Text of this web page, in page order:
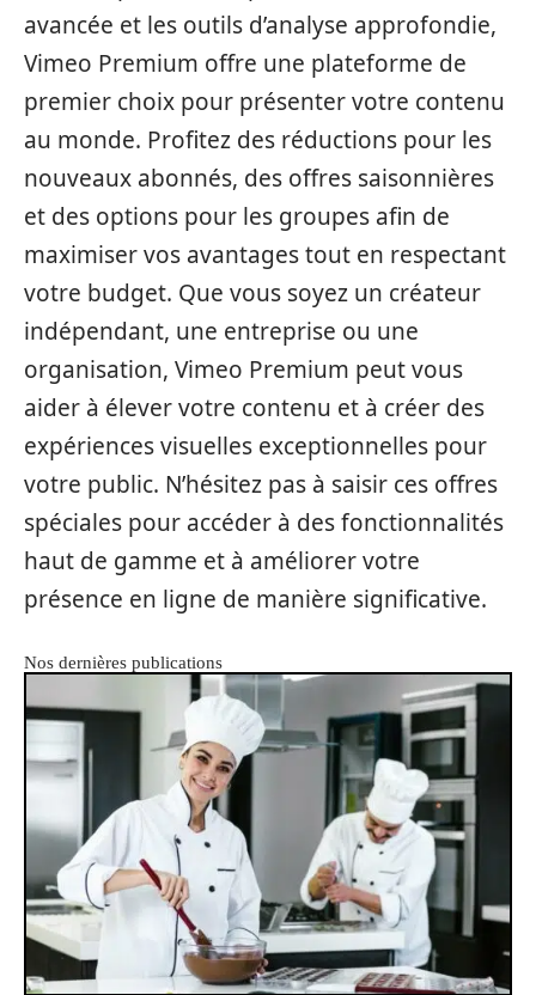
avancée et les outils d’analyse approfondie,
Vimeo Premium offre une plateforme de
premier choix pour présenter votre contenu
au monde. Profitez des réductions pour les
nouveaux abonnés, des offres saisonnières
et des options pour les groupes afin de
maximiser vos avantages tout en respectant
votre budget. Que vous soyez un créateur
indépendant, une entreprise ou une
organisation, Vimeo Premium peut vous
aider à élever votre contenu et à créer des
expériences visuelles exceptionnelles pour
votre public. N’hésitez pas à saisir ces offres
spéciales pour accéder à des fonctionnalités
haut de gamme et à améliorer votre
présence en ligne de manière significative.
Nos dernières publications